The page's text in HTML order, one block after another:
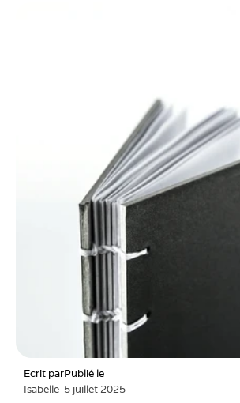
Ecrit par
Isabelle
Publié le
5 juillet 2025